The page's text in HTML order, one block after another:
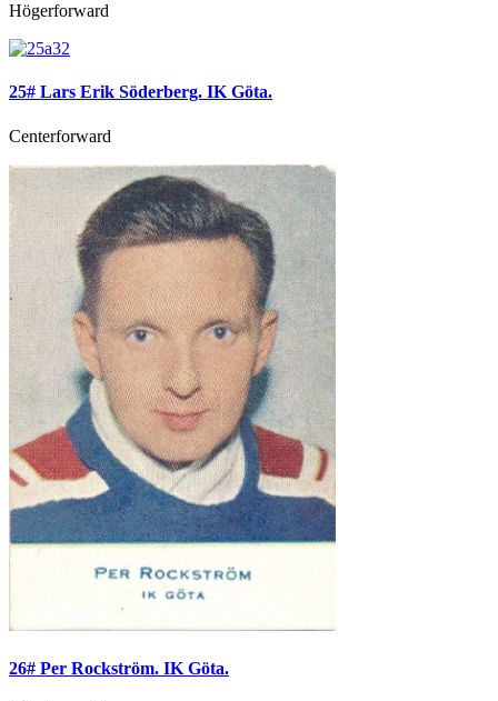
Högerforward
25# Lars Erik Söderberg. IK Göta.
Centerforward
26# Per Rockström. IK Göta.